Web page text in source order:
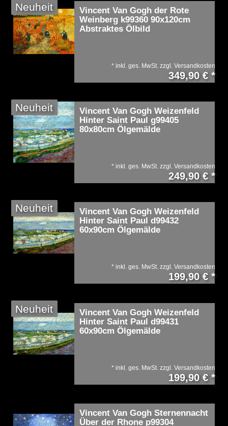
Neuheit
Vincent Van Gogh der Rote
Weinberg k99360 90x120cm
Abstraktes Ölbild
349,90 € *
* inkl. ges. MwSt. zzgl. Versandkosten
Neuheit
Vincent Van Gogh Weizenfeld
Hinter Saint Paul g99405
80x80cm Ölgemälde
249,90 € *
* inkl. ges. MwSt. zzgl. Versandkosten
Neuheit
Vincent Van Gogh Weizenfeld
Hinter Saint Paul d99432
60x90cm Ölgemälde
199,90 € *
* inkl. ges. MwSt. zzgl. Versandkosten
Neuheit
Vincent Van Gogh Weizenfeld
Hinter Saint Paul d99431
60x90cm Ölgemälde
199,90 € *
* inkl. ges. MwSt. zzgl. Versandkosten
Vincent Van Gogh Sternennacht
Über der Rhone p99304